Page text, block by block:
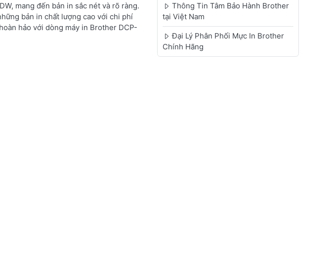
mang đến bản in sắc nét và rõ ràng.
bản in chất lượng cao với chi phí
hảo với dòng máy in Brother DCP-
Thông Tin Tâm Bảo Hành Brother
tại Việt Nam
Đại Lý Phân Phối Mực In Brother
Chính Hãng